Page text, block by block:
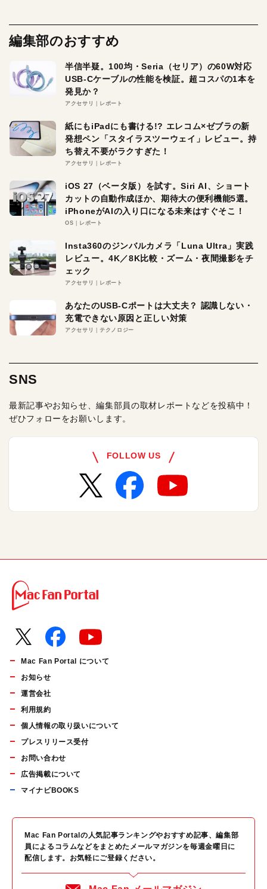
編集部のおすすめ
半信半疑。100均・Seria（セリア）の60W対応
USB-Cケーブルの性能を検証。超コスパの1本を
発見か？
アクセサリ レポート
紙にもiPadにも書ける!? エレコム×ゼブラの新
発想ペン「スタイラスツーウェイ」レビュー。持
ち替え不要がラクすぎた！
アクセサリ レポート
iOS 27（ベータ版）を試す。Siri AI、ショート
カットの自動作成ほか、期待大の便利機能5選。
iPhoneがAIの入り口になる未来はすぐそこ！
OS レポート
Insta360のジンバルカメラ「Luna Ultra」実践
レビュー。4K／8K比較・ズーム・夜間撮影をチ
ェック
アクセサリ レポート
あなたのUSB-Cポートは大丈夫？ 認識しない・
充電できない原因と正しい対策
アクセサリ テクノロジー
SNS
最新記事やお知らせ、編集部員の取材レポートなどを投稿中！
ぜひフォローをお願いします。
FOLLOW US
Mac Fan Portal について
お知らせ
運営会社
利用規約
個人情報の取り扱いについて
プレスリリース受付
お問い合わせ
広告掲載について
マイナビBOOKS
Mac Fan Portalの人気記事ランキングやおすすめ記事、編集部
員によるコラムなどをまとめたメールマガジンを毎週金曜日に
配信します。お気軽にご登録ください。